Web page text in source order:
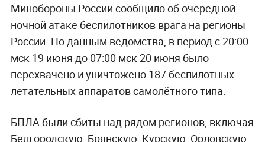
Минобороны России сообщило об очередной
ночной атаке беспилотников врага на регионы
России. По данным ведомства, в период с 20:00
мск 19 июня до 07:00 мск 20 июня было
перехвачено и уничтожено 187 беспилотных
летательных аппаратов самолётного типа.
БПЛА были сбиты над рядом регионов, включая
Белгородскую, Брянскую, Курскую, Орловскую,